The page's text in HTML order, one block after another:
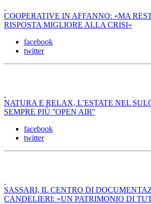
COOPERATIVE IN AFFANNO: «MA
RISPOSTA MIGLIORE ALLA CRISI»
facebook
twitter
NATURA E RELAX, L’ESTATE NEL
SEMPRE PIÙ ''OPEN AIR''
facebook
twitter
SASSARI, IL CENTRO DI
CANDELIERI: «UN PATRIMONIO DI